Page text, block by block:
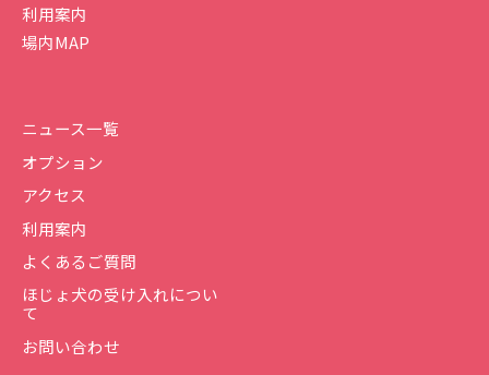
利用案内
場内MAP
ニュース一覧
オプション
アクセス
利用案内
よくあるご質問
ほじょ犬の受け入れについ
て
お問い合わせ